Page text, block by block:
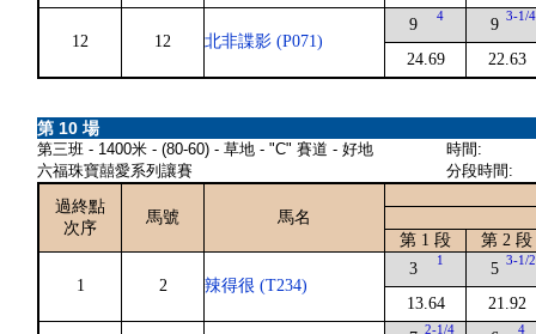
12 12 北非諜影 (P071)
9 4
24.69
9 3-1/4
22.63
第 10 場
第三班 - 1400米 - (80-60) - 草地 - "C" 賽道 - 好地
六福珠寶囍愛系列讓賽
時間:
分段時間:
過終點
次序
馬號
馬名
第 1 段
第 2 段
1 2 辣得很 (T234)
3 1
13.64
5 3-1/2
21.92
2-1/4 4